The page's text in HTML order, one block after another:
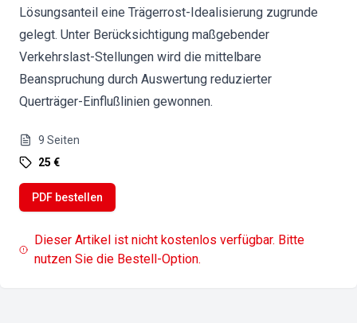
Lösungsanteil eine Trägerrost-Idealisierung zugrunde
gelegt. Unter Berücksichtigung maßgebender
Verkehrslast-Stellungen wird die mittelbare
Beanspruchung durch Auswertung reduzierter
Querträger-Einflußlinien gewonnen.
9 Seiten
25 €
PDF bestellen
Dieser Artikel ist nicht kostenlos verfügbar. Bitte
nutzen Sie die Bestell-Option.